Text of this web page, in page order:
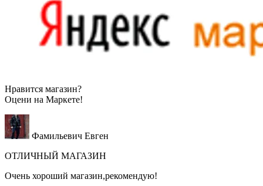
Нравится магазин?
Оцени на Маркете!
Фамильевич Евген
ОТЛИЧНЫЙ МАГАЗИН
Очень хороший магазин,рекомендую!